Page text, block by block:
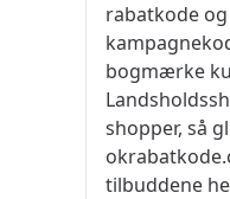
rabatkode
bogmærke
shopper, så
tilbuddene